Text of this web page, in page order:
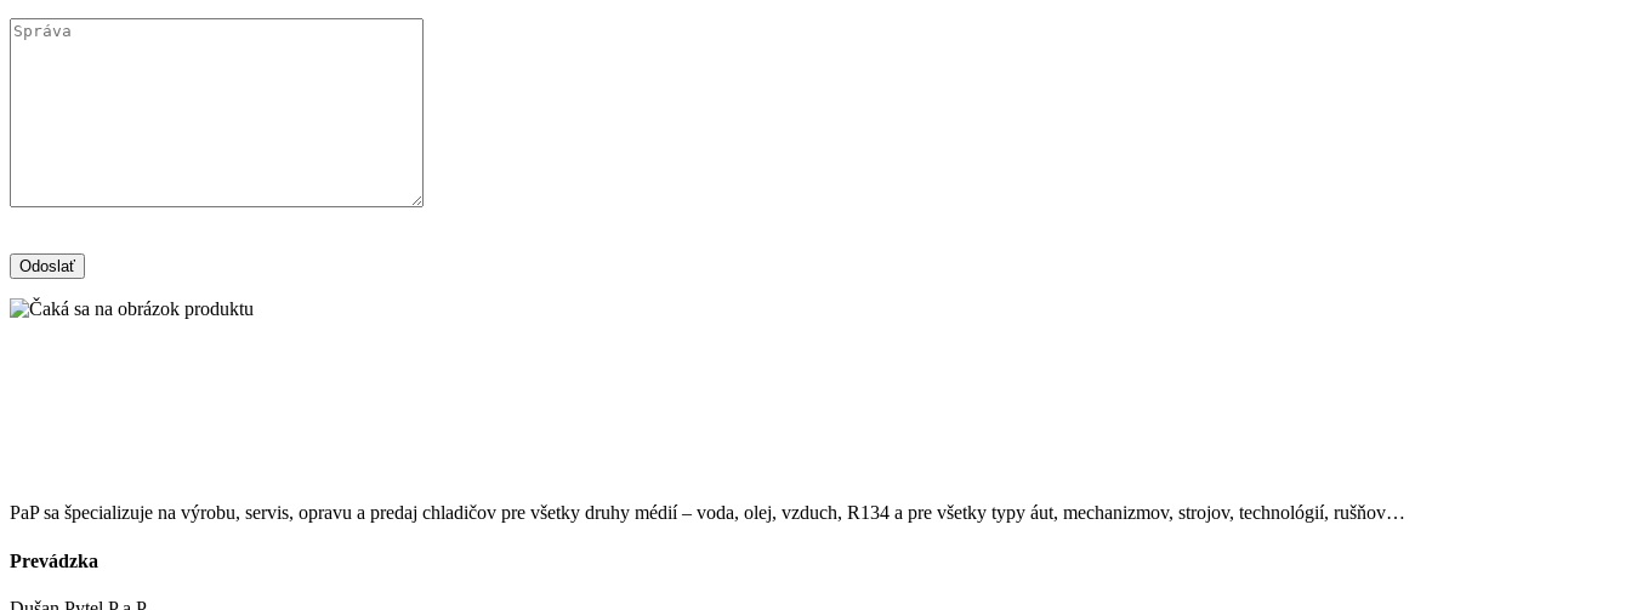
PaP sa špecializuje na výrobu, servis, opravu a predaj chladičov pre všetky druhy médií – voda, olej, vzduch, R134 a pre všetky typy áut, mechanizmov, strojov, technológií, rušňov…
Prevádzka